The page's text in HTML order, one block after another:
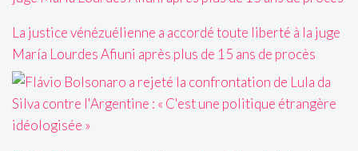
La justice vénézuélienne a accordé toute liberté à la juge
María Lourdes Afiuni après plus de 15 ans de procès